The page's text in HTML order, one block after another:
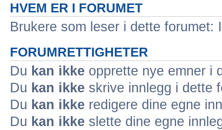
HVEM ER I FORUMET
Brukere som leser i dette
FORUMRETTIGHETER
Du kan ikke opprette nye emner i
Du kan ikke skrive innlegg i dette
Du kan ikke redigere dine egne
Du kan ikke slette dine egne